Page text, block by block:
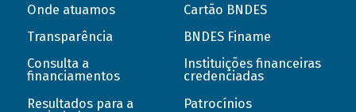
Onde atuamos
Transparência
Consulta a
financiamentos
Resultados para a
Cartão BNDES
BNDES Finame
Instituições financeiras
credenciadas
Patrocínios